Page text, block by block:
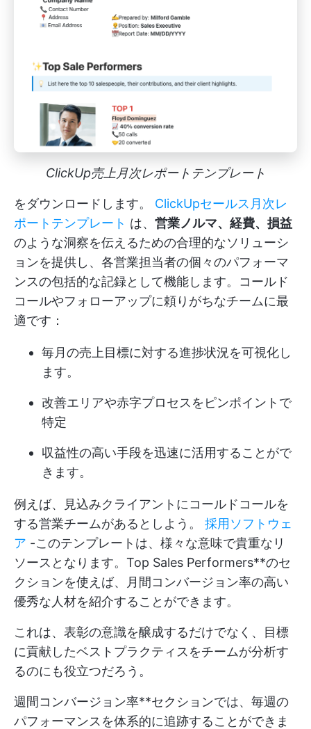
ClickUp売上月次レポートテンプレート
をダウンロードします。 ClickUpセールス月次レ
ポートテンプレート は、 営業ノルマ、経費、損益
のような洞察を伝えるための合理的なソリューシ
ョンを提供し、各営業担当者の個々のパフォーマ
ンスの包括的な記録として機能します。コールド
コールやフォローアップに頼りがちなチームに最
適です：
毎月の売上目標に対する進捗状況を可視化し
ます。
改善エリアや赤字プロセスをピンポイントで
特定
収益性の高い手段を迅速に活用することがで
きます。
例えば、見込みクライアントにコールドコールを
する営業チームがあるとしよう。 採用ソフトウェ
ア -このテンプレートは、様々な意味で貴重なリ
ソースとなります。Top Sales Performers**のセ
クションを使えば、月間コンバージョン率の高い
優秀な人材を紹介することができます。
これは、表彰の意識を醸成するだけでなく、目標
に貢献したベストプラクティスをチームが分析す
るのにも役立つだろう。
週間コンバージョン率**セクションでは、毎週の
パフォーマンスを体系的に追跡することができま